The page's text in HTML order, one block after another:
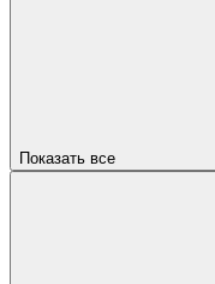
Показать все